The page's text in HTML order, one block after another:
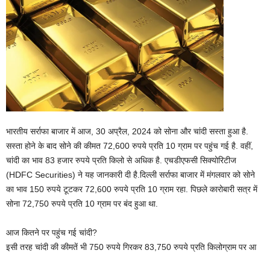
भारतीय सर्राफा बाजार में आज, 30 अप्रैल, 2024 को सोना और चांदी सस्ता हुआ है.
सस्ता होने के बाद सोने की कीमत 72,600 रुपये प्रति 10 ग्राम पर पहुंच गई है. वहीं,
चांदी का भाव 83 हजार रुपये प्रति किलो से अधिक है. एचडीएफसी सिक्योरिटीज
(HDFC Securities) ने यह जानकारी दी है.दिल्ली सर्राफा बाजार में मंगलवार को सोने
का भाव 150 रुपये टूटकर 72,600 रुपये प्रति 10 ग्राम रहा. पिछले कारोबारी सत्र में
सोना 72,750 रुपये प्रति 10 ग्राम पर बंद हुआ था.
आज कितने पर पहुंच गई चांदी?
इसी तरह चांदी की कीमतें भी 750 रुपये गिरकर 83,750 रुपये प्रति किलोग्राम पर आ